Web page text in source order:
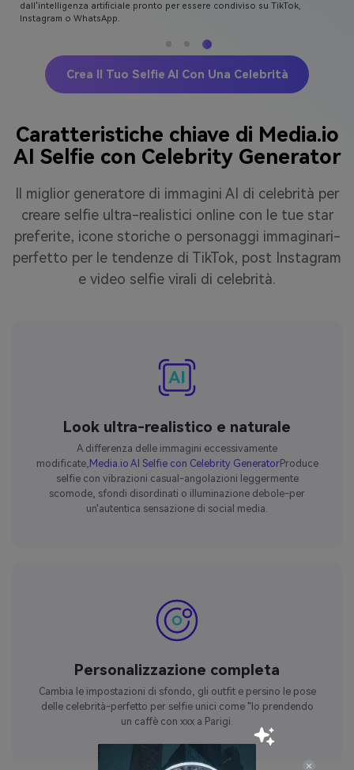
o una foto di gruppo. Gli angoli laterali o le espressioni naturali
funzionano meglio.
Caratteristiche chiave di Media.io
AI Selfie con Celebrity Generator
Il miglior generatore di immagini AI di celebrità per
creare selfie ultra-realistici online con le tue star
preferite, icone storiche o personaggi immaginari-
perfetto per le tendenze di TikTok, post Instagram
e video selfie virali di celebrità.
Look ultra-realistico e naturale
A differenza delle immagini eccessivamente
modificate, Media.io AI Selfie con Celebrity Generator Produce
selfie con vibrazioni casual-angolazioni leggermente
scomode, sfondi disordinati o illuminazione debole-per
Personalizzazione completa
Cambia le impostazioni di sfondo, gli outfit e persino le pose
delle celebrità-perfetto per selfie unici come "Io prendendo